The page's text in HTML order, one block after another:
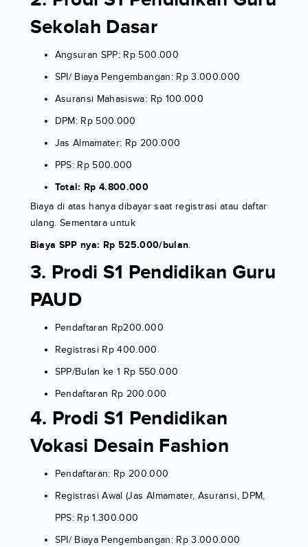
Sekolah Dasar
Angsuran SPP: Rp 500.000
SPI/ Biaya Pengembangan: Rp 3.000.000
Asuransi Mahasiswa: Rp 100.000
DPM: Rp 500.000
Jas Almamater: Rp 200.000
PPS: Rp 500.000
Total: Rp 4.800.000
Biaya di atas hanya dibayar saat registrasi atau daftar
ulang. Sementara untuk
Biaya SPP nya: Rp 525.000/bulan.
3. Prodi S1 Pendidikan Guru
PAUD
Pendaftaran Rp200.000
Registrasi Rp 400.000
SPP/Bulan ke 1 Rp 550.000
Pendaftaran Rp 200.000
4. Prodi S1 Pendidikan
Vokasi Desain Fashion
Pendaftaran: Rp 200.000
Registrasi Awal (Jas Almamater, Asuransi, DPM,
PPS: Rp 1.300.000
SPI/ Biaya Pengembangan: Rp 3.000.000